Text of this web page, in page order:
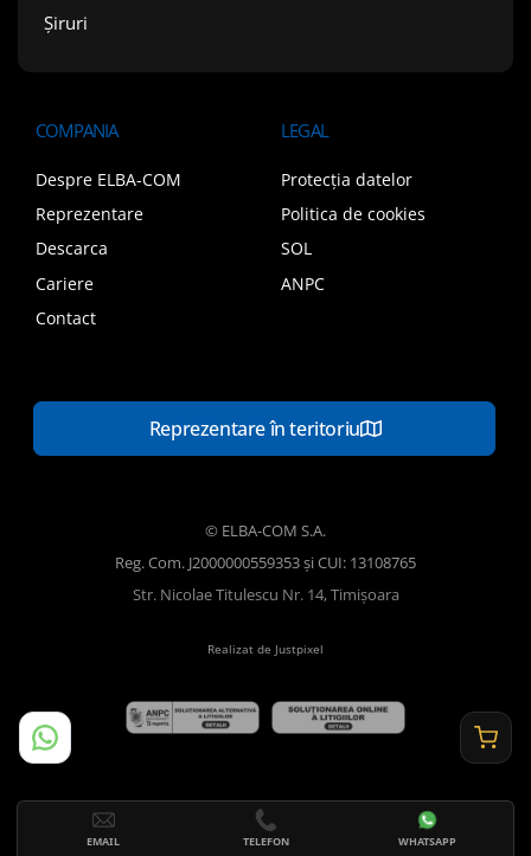
Șiruri
COMPANIA
Despre ELBA-COM
Reprezentare
Descarca
Cariere
Contact
LEGAL
Protecția datelor
Politica de cookies
SOL
ANPC
Reprezentare în teritoriu
© ELBA-COM S.A.
Reg. Com. J2000000559353 și CUI: 13108765
Str. Nicolae Titulescu Nr. 14, Timișoara
Realizat de Justpixel
EMAIL TELEFON WHATSAPP